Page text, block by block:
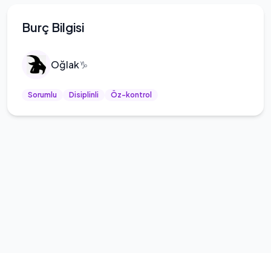
Burç Bilgisi
Oğlak♑
Sorumlu Disiplinli Öz-kontrol